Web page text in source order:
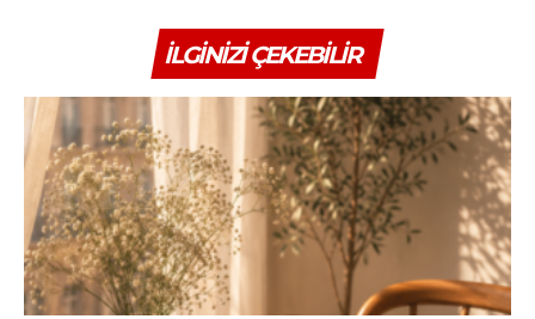
İLGINIZI ÇEKEBILIR